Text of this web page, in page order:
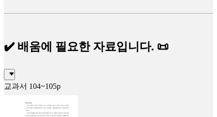
✔️ 배움에 필요한 자료입니다. 📜
교과서 104~105p